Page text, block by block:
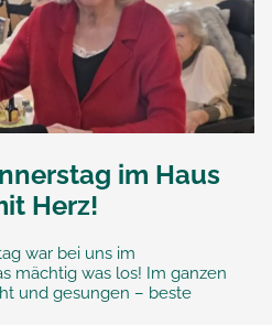
im Haus
Herz!
war bei uns im
mächtig was los! Im ganzen
und gesungen – beste